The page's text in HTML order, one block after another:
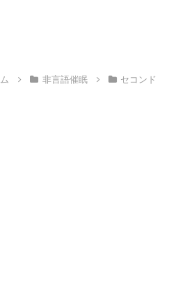
非言語催眠 セコンド